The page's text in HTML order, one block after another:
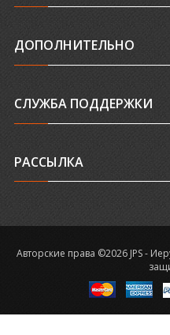
ДОПОЛНИТЕЛЬНО
СЛУЖБА ПОДДЕРЖКИ
РАССЫЛКА
Авторские права ©2026 JPS -